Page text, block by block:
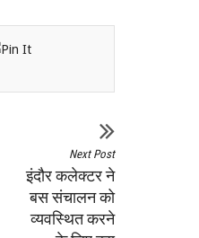
Next Post
इंदौर कलेक्टर ने
बस संचालन को
व्यवस्थित करने